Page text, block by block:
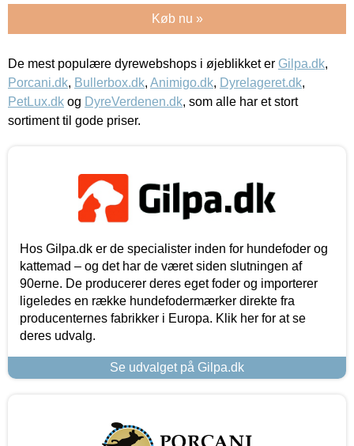
Køb nu »
De mest populære dyrewebshops i øjeblikket er Gilpa.dk,
Porcani.dk, Bullerbox.dk, Animigo.dk, Dyrelageret.dk,
PetLux.dk og DyreVerdenen.dk, som alle har et stort
sortiment til gode priser.
Hos Gilpa.dk er de specialister inden for hundefoder og
kattemad – og det har de været siden slutningen af
90erne. De producerer deres eget foder og importerer
ligeledes en række hundefodermærker direkte fra
producenternes fabrikker i Europa. Klik her for at se
deres udvalg.
Se udvalget på Gilpa.dk